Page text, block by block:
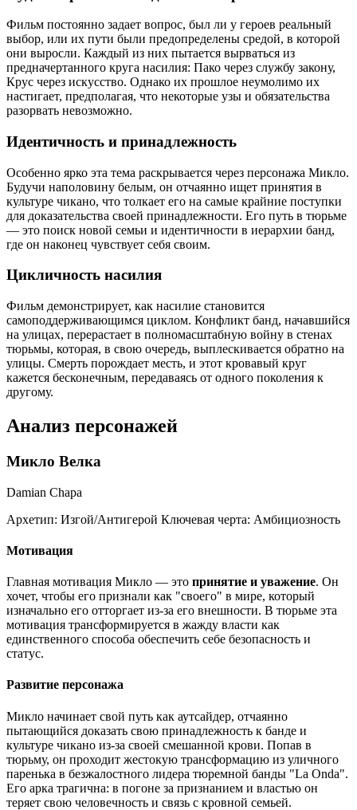
Фильм постоянно задает вопрос, был ли у героев реальный
выбор, или их пути были предопределены средой, в которой
они выросли. Каждый из них пытается вырваться из
предначертанного круга насилия: Пако через службу закону,
Крус через искусство. Однако их прошлое неумолимо их
настигает, предполагая, что некоторые узы и обязательства
разорвать невозможно.
Идентичность и принадлежность
Особенно ярко эта тема раскрывается через персонажа Микло.
Будучи наполовину белым, он отчаянно ищет принятия в
культуре чикано, что толкает его на самые крайние поступки
для доказательства своей принадлежности. Его путь в тюрьме
— это поиск новой семьи и идентичности в иерархии банд,
где он наконец чувствует себя своим.
Цикличность насилия
Фильм демонстрирует, как насилие становится
самоподдерживающимся циклом. Конфликт банд, начавшийся
на улицах, перерастает в полномасштабную войну в стенах
тюрьмы, которая, в свою очередь, выплескивается обратно на
улицы. Смерть порождает месть, и этот кровавый круг
кажется бесконечным, передаваясь от одного поколения к
другому.
Анализ персонажей
Микло Велка
Damian Chapa
Архетип: Изгой/Антигерой Ключевая черта: Амбициозность
Мотивация
Главная мотивация Микло — это принятие и уважение. Он
хочет, чтобы его признали как "своего" в мире, который
изначально его отторгает из-за его внешности. В тюрьме эта
мотивация трансформируется в жажду власти как
единственного способа обеспечить себе безопасность и
статус.
Развитие персонажа
Микло начинает свой путь как аутсайдер, отчаянно
пытающийся доказать свою принадлежность к банде и
культуре чикано из-за своей смешанной крови. Попав в
тюрьму, он проходит жестокую трансформацию из уличного
паренька в безжалостного лидера тюремной банды "La Onda".
Его арка трагична: в погоне за признанием и властью он
теряет свою человечность и связь с кровной семьей.